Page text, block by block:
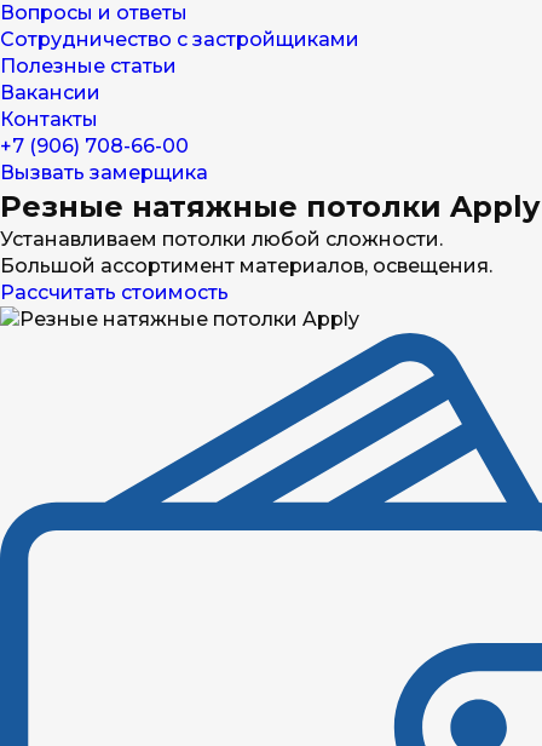
Вопросы и ответы
Сотрудничество с застройщиками
Полезные статьи
Вакансии
Контакты
+7 (906) 708-66-00
Вызвать замерщика
Резные натяжные потолки Apply
Устанавливаем потолки любой сложности.
Большой ассортимент материалов, освещения.
Рассчитать стоимость